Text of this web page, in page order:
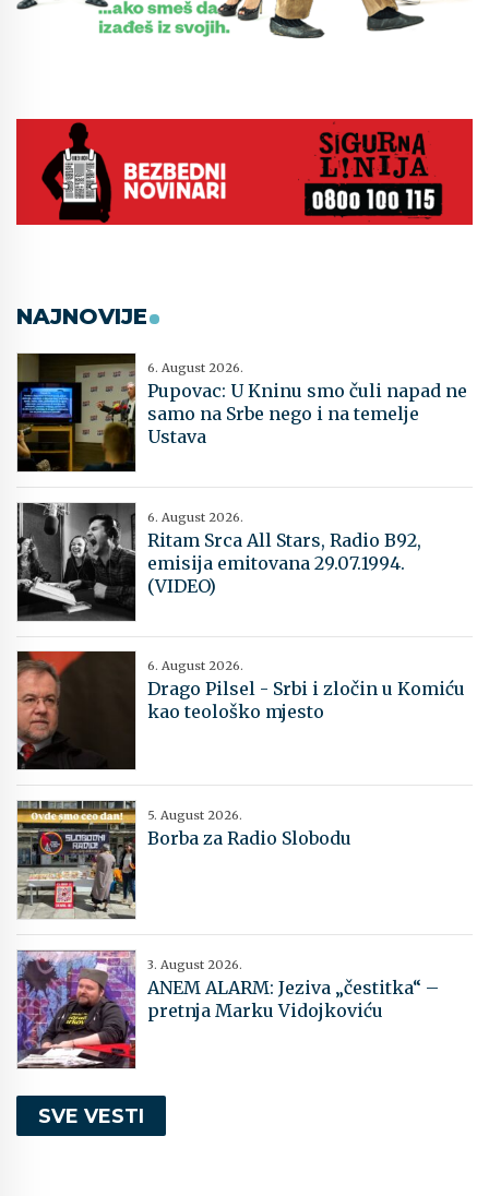
NAJNOVIJE
6. August 2026.
Pupovac: U Kninu smo čuli napad ne
samo na Srbe nego i na temelje
Ustava
6. August 2026.
Ritam Srca All Stars, Radio B92,
emisija emitovana 29.07.1994.
(VIDEO)
6. August 2026.
Drago Pilsel - Srbi i zločin u Komiću
kao teološko mjesto
5. August 2026.
Borba za Radio Slobodu
3. August 2026.
ANEM ALARM: Jeziva „čestitka“ –
pretnja Marku Vidojkoviću
SVE VESTI